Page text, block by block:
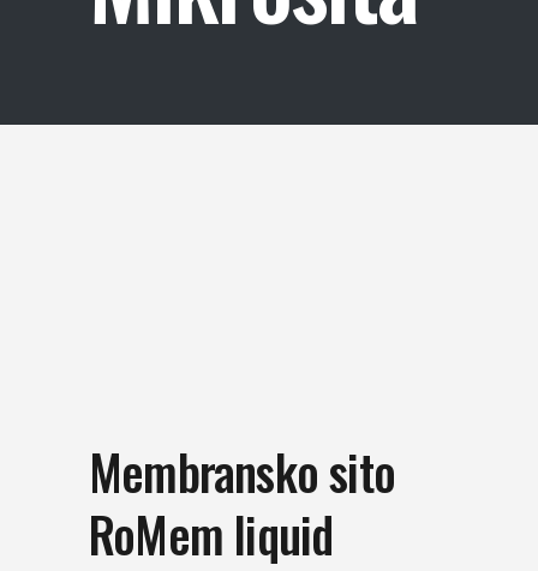
Membransko sito
RoMem liquid